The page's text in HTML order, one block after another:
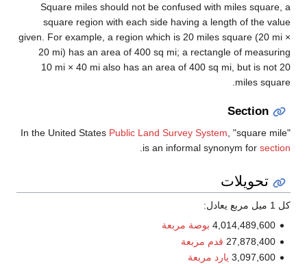
Square miles should not be confused with miles square, a
square region with each side having a length of the value
given. For example, a region which is 20 miles square (20 mi ×
20 mi) has an area of 400 sq mi; a rectangle of measuring
10 mi × 40 mi also has an area of 400 sq mi , but is not 20
miles square.
Section
In the United States Public Land Survey System , "square mile"
is an informal synonym for section
تحويلات
كل 1 ميل مربع يعادل:
4,014,489,600 بوصة مربعة
27,878,400 قدم مربعة
3,097,600 يارد مربعة